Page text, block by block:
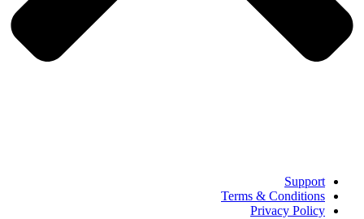
Support
Terms & Conditions
Privacy Policy